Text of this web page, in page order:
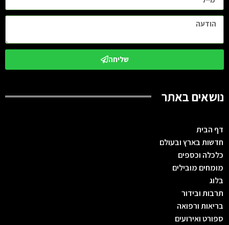
שליחה
נושאים באתר
דף הבית
חדשות בארץ ובעולם
כלכלה וכספים
מומחים מובילים
בלוג
תרבות ובידור
בריאות ורפואה
ספורט ואירועים